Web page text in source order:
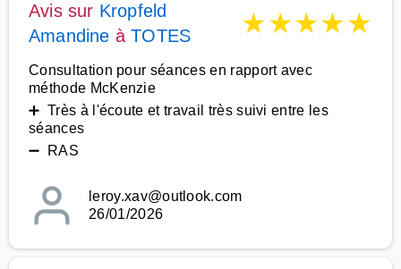
Avis sur Kropfeld
Amandine àTOTES ★★★★★
Consultation pour séances en rapport avec
méthode McKenzie
➕ Très à l'écoute et travail très suivi entre les
séances
➖ RAS
leroy.xav@outlook.com
26/01/2026